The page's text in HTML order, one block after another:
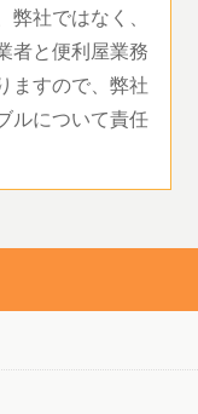
社ではなく、
者と便利屋業務
ますので、弊社
ルについて責任